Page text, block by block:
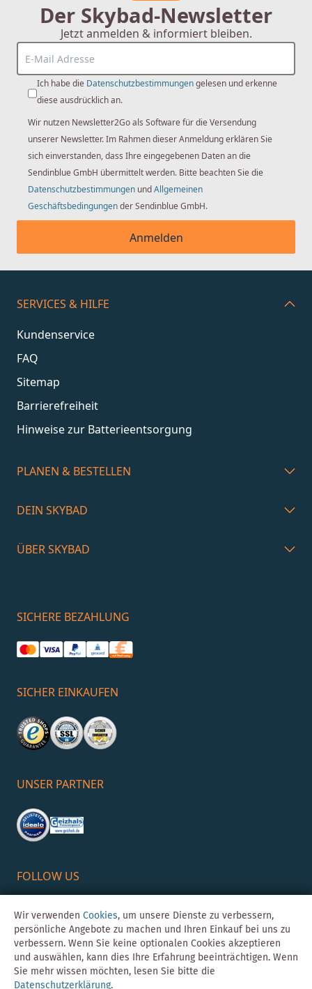
Der Skybad-Newsletter
Jetzt anmelden & informiert bleiben.
Ich habe die Datenschutzbestimmungengelesen und erkenne
diese ausdrücklich an.
Wir nutzen Newsletter2Go als Software für die Versendung
unserer Newsletter. Im Rahmen dieser Anmeldung erklären Sie
sich einverstanden, dass Ihre eingegebenen Daten an die
Sendinblue GmbH übermittelt werden. Bitte beachten Sie die
Datenschutzbestimmungen undAllgemeinen
Geschäftsbedingungender Sendinblue GmbH.
Anmelden
SERVICES & HILFE
Kundenservice
FAQ
Sitemap
Barrierefreiheit
Hinweise zur Batterieentsorgung
PLANEN & BESTELLEN
DEIN SKYBAD
ÜBER SKYBAD
SICHERE BEZAHLUNG
SICHER EINKAUFEN
UNSER PARTNER
FOLLOW US
Wir verwenden Cookies, um unsere Dienste zu verbessern,
persönliche Angebote zu machen und Ihren Einkauf bei uns zu
verbessern. Wenn Sie keine optionalen Cookies akzeptieren
und auswählen, kann dies Ihre Erfahrung beeinträchtigen. Wenn
Sie mehr wissen möchten, lesen Sie bitte die
Datenschutzerklärung.